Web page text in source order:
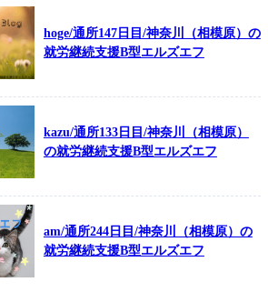
hoge/通所147日目/神奈川（相模原）の
就労継続支援B型エルズエフ
kazu/通所133日目/神奈川（相模原）
の就労継続支援B型エルズエフ
am/通所244日目/神奈川（相模原）の
就労継続支援B型エルズエフ